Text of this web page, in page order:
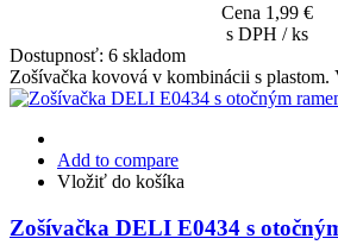
Cena 1,99 €
s DPH / ks
Dostupnosť: 6 skladom
Zošívačka kovová v kombinácii s
Add to compare
Vložiť do košíka
Zošívačka DELI E0434 s